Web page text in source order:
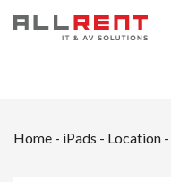
Home - iPads - Location -